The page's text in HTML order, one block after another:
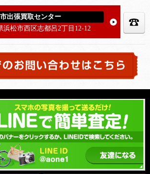
出張買取センター
浜松市西区志都呂2丁目12-12